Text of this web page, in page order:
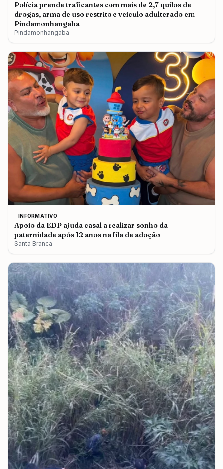
Polícia prende traficantes com mais de 2,7 quilos de
drogas, arma de uso restrito e veículo adulterado em
Pindamonhangaba
Pindamonhangaba
INFORMATIVO
Apoio da EDP ajuda casal a realizar sonho da
paternidade após 12 anos na fila de adoção
Santa Branca